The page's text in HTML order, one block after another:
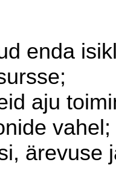
enda
aju
vahel;
ärevuse